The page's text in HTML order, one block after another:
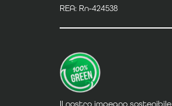
REA: Rn-424538
Il nostro impegno sostenibile